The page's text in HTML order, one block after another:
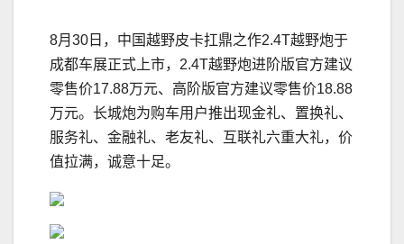
8月30日，中国越野皮卡扛鼎之作2.4T越野炮于
成都车展正式上市，2.4T越野炮进阶版官方建议
零售价17.88万元、高阶版官方建议零售价18.88
万元。长城炮为购车用户推出现金礼、置换礼、
服务礼、金融礼、老友礼、互联礼六重大礼，价
值拉满，诚意十足。